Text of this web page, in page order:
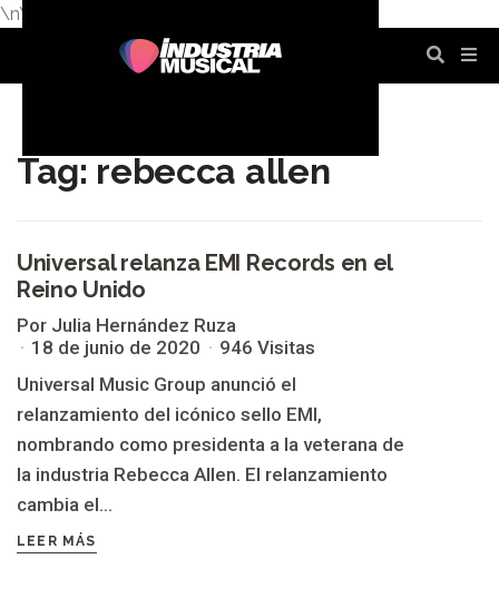
\n\n
Tag: rebecca allen
Universal relanza EMI Records en el
Reino Unido
Por Julia Hernández Ruza
18 de junio de 2020
946 Visitas
Universal Music Group anunció el
relanzamiento del icónico sello EMI,
nombrando como presidenta a la veterana de
la industria Rebecca Allen. El relanzamiento
cambia el...
LEER MÁS